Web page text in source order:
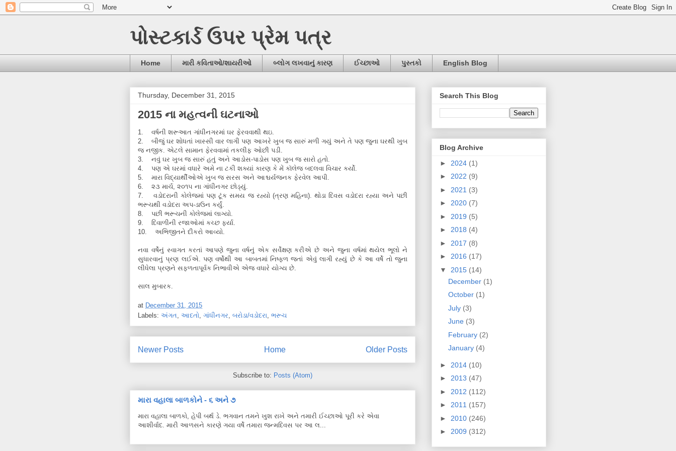
પોસ્ટકાર્ડ ઉપર પ્રેમ પત્ર
Home મારી કવિતાઓ/શાયરીઓ બ્લોગ લખવાનું કારણ ઈચ્છાઓ પુસ્તકો English Blog
Thursday, December 31, 2015
2015 ના મહત્વની ઘટનાઓ
1. વર્ષની શરૂઆત ગાંધીનગરમાં ઘર ફેરવવાથી થઇ.
2. બીજું ઘર શોધતાં ખાસ્સી વાર લાગી પણ આખરે ખુબ જ સારું મળી ગયું અને તે પણ જુના ઘરથી ખુબ
જ નજીક. એટલે સામાન ફેરવવામાં તકલીફ ઓછી પડી.
3. નવું ઘર ખુબ જ સારું હતું અને આડોસ-પાડોસ પણ ખુબ જ સારો હતો.
4. પણ એ ઘરમાં વધારે અમે ના ટકી શક્યાં કારણ કે મેં કૉલેજ બદલવા વિચાર કર્યો.
5. મારા વિદ્યાર્થીઓએ ખુબ જ સરસ અને આશ્ચર્યજનક ફેરવેલ આપી.
6. ૨૩ માર્ચ, ૨૦૧૫ ના ગાંધીનગર છોડ્યું.
7. વડોદરાની કોલેજમાં પણ ટૂંક સમય જ રહ્યો (ત્રણ મહિના). થોડા દિવસ વડોદરા રહ્યા અને પછી
ભરૂચથી વડોદરા અપ-ડાઉન કર્યું.
8. પછી ભરૂચની કોલેજમાં લાગ્યો.
9. દિવાળીની રજાઓમાં કચ્છ ફર્યા.
10. અભિજીતને દીકરો આવ્યો.
નવા વર્ષેનું સ્વાગત કરતાં આપણે જુના વર્ષનું એક સર્વેક્ષણ કરીએ છે અને જુના વર્ષમાં થયેલ ભૂલો ને
સુધારવાનું પ્રણ લઈએ. પણ વર્ષોથી આ બાબતમાં નિષ્ફળ જતાં એવું લાગી રહ્યું છે કે આ વર્ષે તો જુના
લીધેલા પ્રણને સફળતાપૂર્વક નિભાવીએ એજ વધારે યોગ્ય છે.
સાલ મુબારક.
at December 31, 2015
Labels: અંગત, આદતો, ગાંધીનગર, બરોડા/વડોદરા, ભરૂચ
Newer Posts Older Posts
Home
Subscribe to: Posts (Atom)
મારા વહાલા બાળકોને - ૬ અને ૭
મારા વહાલા બાળકો, હેપી બર્થ ડે. ભગવાન તમને ખુશ રાખે અને તમારી ઈચ્છાઓ પૂરી કરે એવા
આશીર્વાદ. મારી આળસને કારણે ગયા વર્ષે તમારા જન્મદિવસ પર આ લ...
Search This Blog
Blog Archive
► 2024 (1)
► 2022 (9)
► 2021 (3)
► 2020 (7)
► 2019 (5)
► 2018 (4)
► 2017 (8)
► 2016 (17)
▼ 2015 (14)
December (1)
October (1)
July (3)
June (3)
February (2)
January (4)
► 2014 (10)
► 2013 (47)
► 2012 (112)
► 2011 (157)
► 2010 (246)
► 2009 (312)